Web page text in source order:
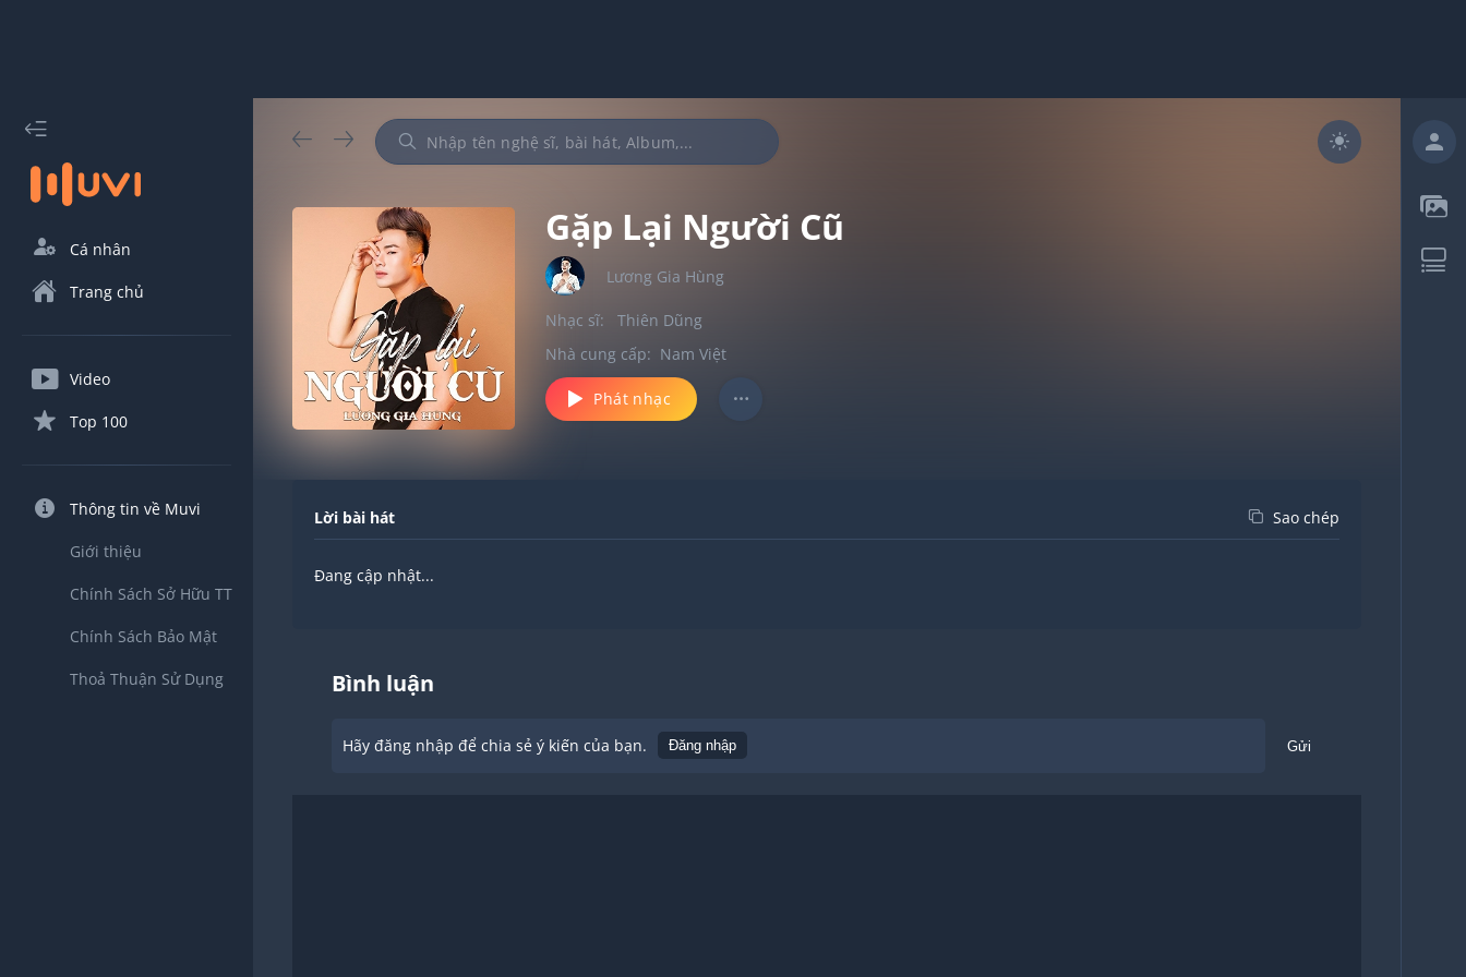
Cá nhân
Trang chủ
Video
Top 100
Thông tin về Muvi
Giới thiệu
Chính Sách Sở Hữu TT
Chính Sách Bảo Mật
Thoả Thuận Sử Dụng
Gặp Lại Người Cũ
Lương Gia Hùng
Nhạc sĩ: Thiên Dũng
Nhà cung cấp: Nam Việt
Phát nhạc
Lời bài hát Sao chép
Đang cập nhật...
Bình luận
Gửi
Hãy đăng nhập để chia sẻ ý kiến của bạn. Đăng nhập